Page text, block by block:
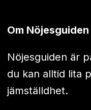
Om Nöjesguiden
Nöjesguiden är
du kan alltid lita
jämställdhet.